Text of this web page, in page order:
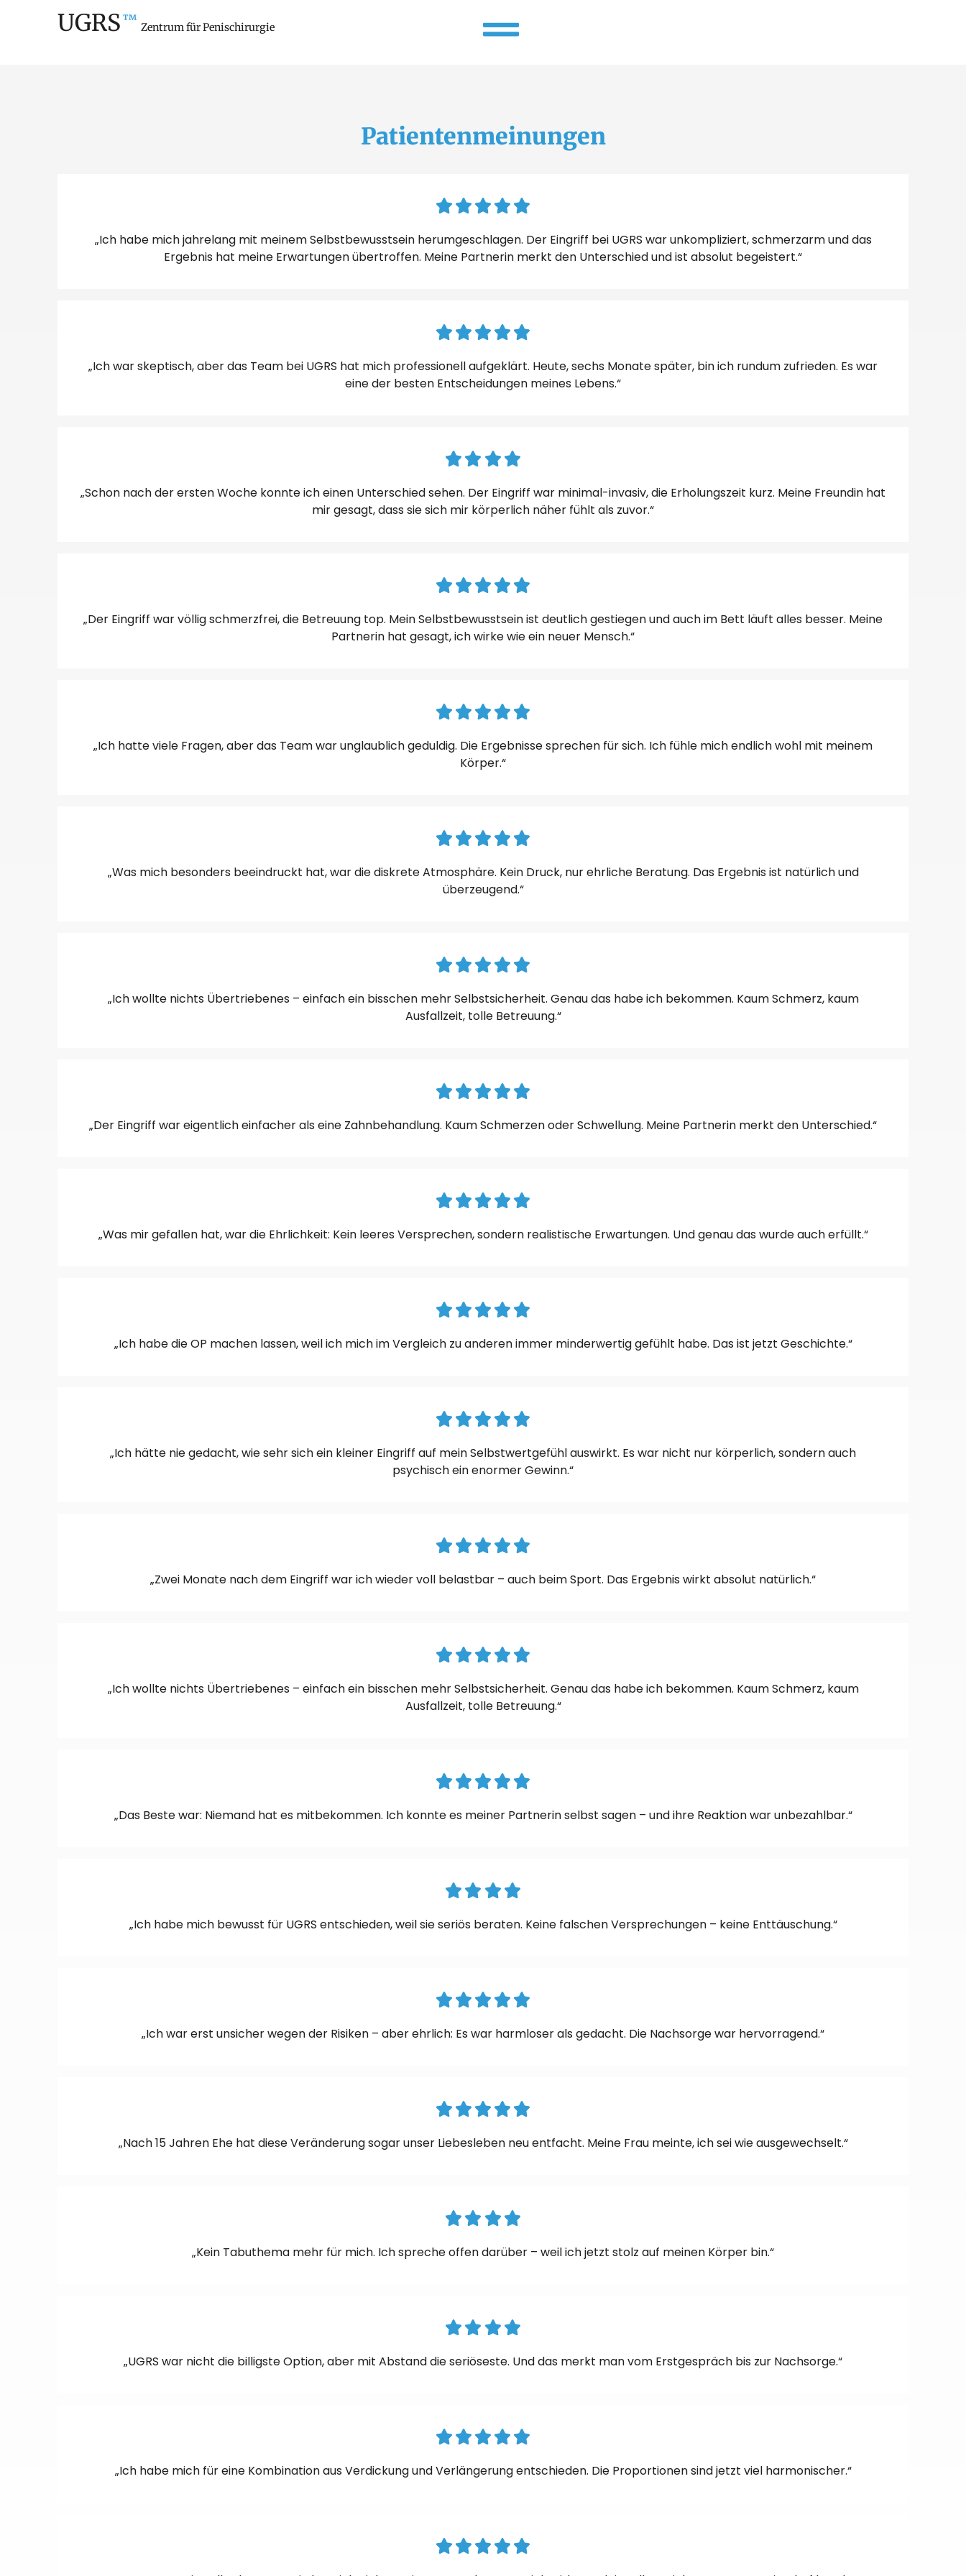
UGRS™ Zentrum für Penischirurgie
Patientenmeinungen
„Ich habe mich jahrelang mit meinem Selbstbewusstsein herumgeschlagen. Der Eingriff bei UGRS war unkompliziert, schmerzarm und das
Ergebnis hat meine Erwartungen übertroffen. Meine Partnerin merkt den Unterschied und ist absolut begeistert.“
„Ich war skeptisch, aber das Team bei UGRS hat mich professionell aufgeklärt. Heute, sechs Monate später, bin ich rundum zufrieden. Es war
eine der besten Entscheidungen meines Lebens.“
„Schon nach der ersten Woche konnte ich einen Unterschied sehen. Der Eingriff war minimal-invasiv, die Erholungszeit kurz. Meine Freundin hat
mir gesagt, dass sie sich mir körperlich näher fühlt als zuvor.“
„Der Eingriff war völlig schmerzfrei, die Betreuung top. Mein Selbstbewusstsein ist deutlich gestiegen und auch im Bett läuft alles besser. Meine
Partnerin hat gesagt, ich wirke wie ein neuer Mensch.“
„Ich hatte viele Fragen, aber das Team war unglaublich geduldig. Die Ergebnisse sprechen für sich. Ich fühle mich endlich wohl mit meinem
Körper.“
„Was mich besonders beeindruckt hat, war die diskrete Atmosphäre. Kein Druck, nur ehrliche Beratung. Das Ergebnis ist natürlich und
überzeugend.“
„Ich wollte nichts Übertriebenes – einfach ein bisschen mehr Selbstsicherheit. Genau das habe ich bekommen. Kaum Schmerz, kaum
Ausfallzeit, tolle Betreuung.“
„Der Eingriff war eigentlich einfacher als eine Zahnbehandlung. Kaum Schmerzen oder Schwellung. Meine Partnerin merkt den Unterschied.“
„Was mir gefallen hat, war die Ehrlichkeit: Kein leeres Versprechen, sondern realistische Erwartungen. Und genau das wurde auch erfüllt.“
„Ich habe die OP machen lassen, weil ich mich im Vergleich zu anderen immer minderwertig gefühlt habe. Das ist jetzt Geschichte.“
„Ich hätte nie gedacht, wie sehr sich ein kleiner Eingriff auf mein Selbstwertgefühl auswirkt. Es war nicht nur körperlich, sondern auch
psychisch ein enormer Gewinn.“
„Zwei Monate nach dem Eingriff war ich wieder voll belastbar – auch beim Sport. Das Ergebnis wirkt absolut natürlich.“
„Ich wollte nichts Übertriebenes – einfach ein bisschen mehr Selbstsicherheit. Genau das habe ich bekommen. Kaum Schmerz, kaum
Ausfallzeit, tolle Betreuung.“
„Das Beste war: Niemand hat es mitbekommen. Ich konnte es meiner Partnerin selbst sagen – und ihre Reaktion war unbezahlbar.“
„Ich habe mich bewusst für UGRS entschieden, weil sie seriös beraten. Keine falschen Versprechungen – keine Enttäuschung.“
„Ich war erst unsicher wegen der Risiken – aber ehrlich: Es war harmloser als gedacht. Die Nachsorge war hervorragend.“
„Nach 15 Jahren Ehe hat diese Veränderung sogar unser Liebesleben neu entfacht. Meine Frau meinte, ich sei wie ausgewechselt.“
„Kein Tabuthema mehr für mich. Ich spreche offen darüber – weil ich jetzt stolz auf meinen Körper bin.“
„UGRS war nicht die billigste Option, aber mit Abstand die seriöseste. Und das merkt man vom Erstgespräch bis zur Nachsorge.“
„Ich habe mich für eine Kombination aus Verdickung und Verlängerung entschieden. Die Proportionen sind jetzt viel harmonischer.“